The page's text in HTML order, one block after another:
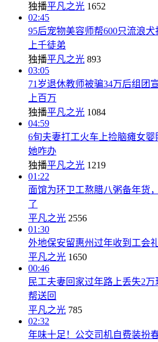
独播平凡之光 1652
02:45
95后宠物美容师帮600只流浪
上千徒弟
独播平凡之光 893
03:05
71岁退休教师被骗34万后组团
上百万
独播平凡之光 1084
04:59
6旬夫妻打工火车上捡脑瘫女
她咋办
独播平凡之光 1219
01:22
面馆为环卫工熬腊八粥备年货
了
平凡之光 2556
01:30
外地保安留惠州过年收到工会
平凡之光 1650
00:46
民工夫妻回家过年路上丢失2
帮送回
平凡之光 785
02:32
年味十足！公交司机自费装扮